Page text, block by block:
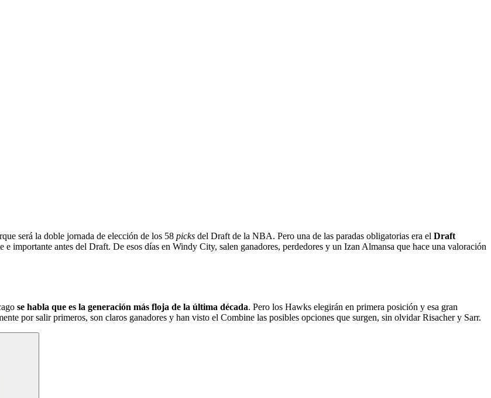
será la doble jornada de elección de los 58 picks del Draft de la NBA. Pero una de las paradas obligatorias era el Draft
e importante antes del Draft. De esos días en Windy City, salen ganadores, perdedores y un Izan Almansa que hace una valoración
se habla que es la generación más floja de la última década. Pero los Hawks elegirán en primera posición y esa gran
por salir primeros, son claros ganadores y han visto el Combine las posibles opciones que surgen, sin olvidar Risacher y Sarr.